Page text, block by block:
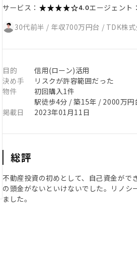
サービス： 4.0エージェント：
30代前半 / 年収700万円台 / TDK株
目的
信用(ローン)活用
決め手
リスクが許容範囲だった
物件
初回購入1件
駅徒歩4分 / 築15年 / 2000万円
掲載日
2023年01月11日
総評
不動産投資の初めとして、自己資金が
の頭金がないといけないでした。リノシ
ました。